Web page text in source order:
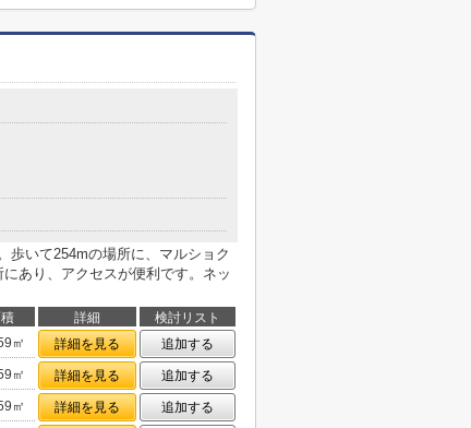
歩いて254mの場所に、マルショク
あり、アクセスが便利です。ネッ
詳細
検討リスト
㎡ 詳細を見る
追加する
㎡ 詳細を見る
追加する
㎡ 詳細を見る
追加する